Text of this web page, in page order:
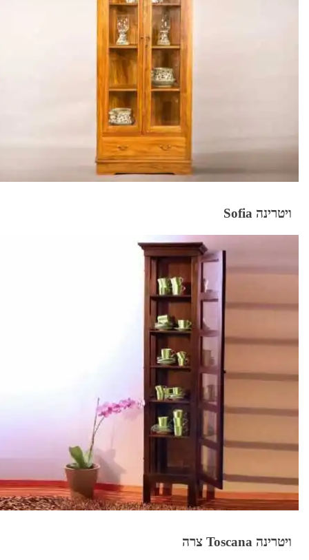
ויטרינה Sofia
ויטרינה Toscana צרה